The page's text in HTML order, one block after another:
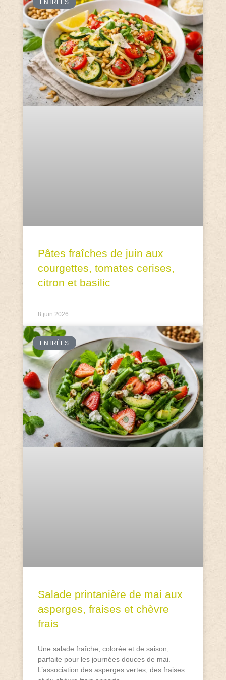
ENTRÉES
Pâtes fraîches de juin aux
courgettes, tomates cerises,
citron et basilic
8 juin 2026
ENTRÉES
Salade printanière de mai aux
asperges, fraises et chèvre
frais
Une salade fraîche, colorée et de saison,
parfaite pour les journées douces de mai.
L’association des asperges vertes, des fraises